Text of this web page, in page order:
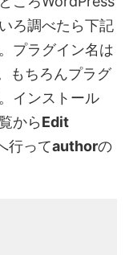
ろ調べたら下記
プラグイン名は
もちろんプラグ
インストール
からEdit
行ってauthorの